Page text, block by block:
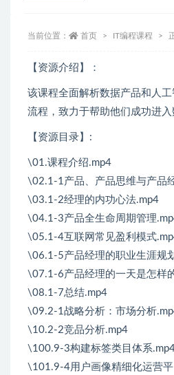
当前位置： 首页 IT编程课程
【资源介绍】：
该课程全面解析数据产品和人
流程，致力于帮助他们成功进入
【资源目录】:
\01.课程介绍.mp4
\02.1-1产品、产品思维与产品
\03.1-2经理的内功心法.mp4
\04.1-3产品全生命周期管理
\05.1-4互联网常见盈利模式
\06.1-5产品经理的职业生涯规
\07.1-6产品经理的一天是怎样
\08.1-7总结.mp4
\09.2-1战略分析：市场分析
\10.2-2竞品分析.mp4
\100.9-3构建标签类目体系
\101.9-4用户画像精细化运营